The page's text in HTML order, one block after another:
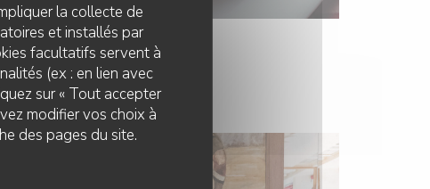
la collecte de
et installés par
facultatifs servent à
(ex : en lien avec
sur « Tout accepter
modifier vos choix à
des pages du site.